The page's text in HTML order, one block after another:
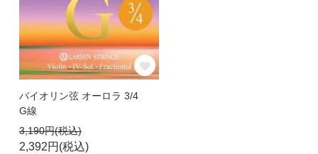
バイオリン弦 オーロラ 3/4
G線
3,190円(税込)
2,392円(税込)